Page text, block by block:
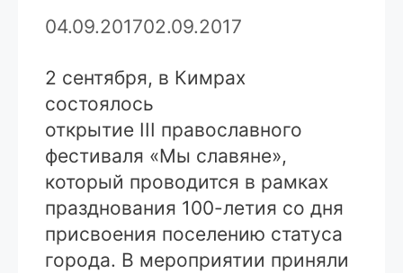
04.09.201702.09.2017
2 сентября, в Кимрах
состоялось
открытие III православного
фестиваля «Мы славяне»,
который проводится в рамках
празднования 100-летия со дня
присвоения поселению статуса
города. В мероприятии приняли